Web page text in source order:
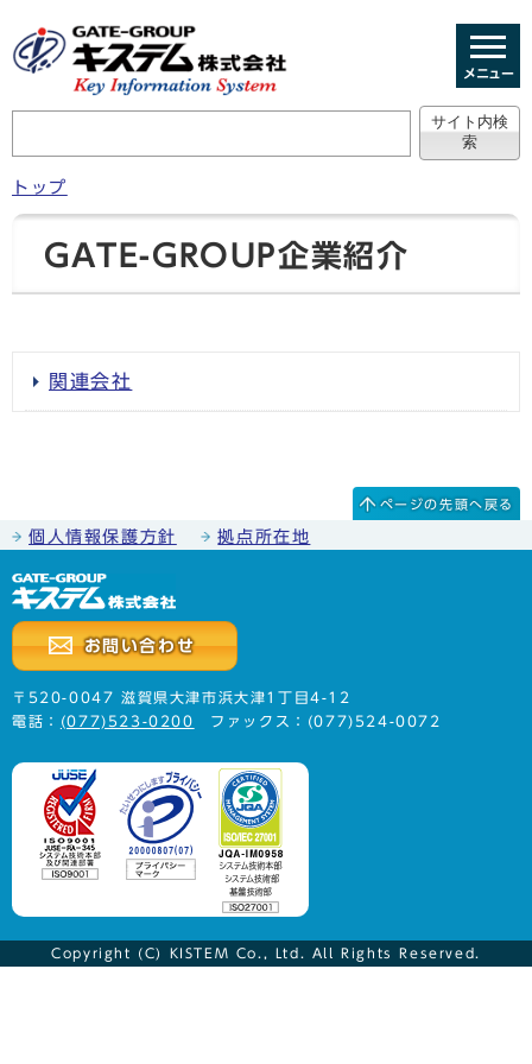
メニュー
トップ
GATE-GROUP企業紹介
関連会社
ページの先頭へ戻る
個人情報保護方針 拠点所在地
お問い合わせ
〒520-0047 滋賀県大津市浜大津1丁目4-12
電話： (077)523-0200 ファックス：(077)524-0072
Copyright (C) KISTEM Co., Ltd. All Rights Reserved.